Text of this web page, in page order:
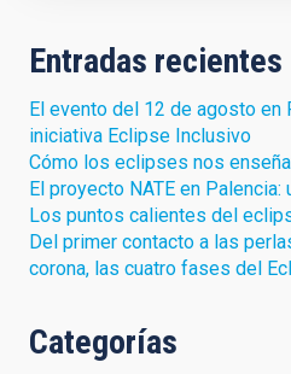
Entradas recientes
El evento del 12 de agosto en
iniciativa Eclipse Inclusivo
Cómo los eclipses nos
El proyecto NATE en
Los puntos calientes del
Del primer contacto a las
corona, las cuatro fases del
Categorías